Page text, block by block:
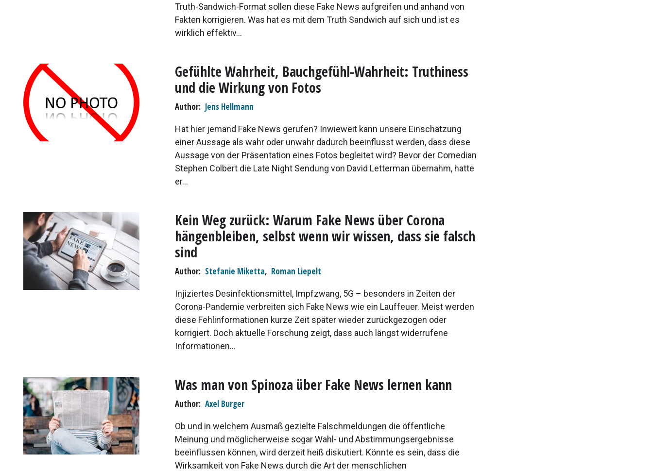
Truth-Sandwich-Format sollen diese Fake News aufgreifen und anhand von
Fakten korrigieren. Was hat es mit dem Truth Sandwich auf sich und ist es
wirklich effektiv...
Gefühlte Wahrheit, Bauchgefühl-Wahrheit: Truthiness
und die Wirkung von Fotos
Author Jens Hellmann
Hat hier jemand Fake News gerufen? Inwieweit kann unsere Einschätzung
einer Aussage als wahr oder unwahr dadurch beeinflusst werden, dass diese
Aussage von der Präsentation eines Fotos begleitet wird? Bevor der Comedian
Stephen Colbert die Late Night Sendung von David Letterman übernahm, hatte
er...
Kein Weg zurück: Warum Fake News über Corona
hängenbleiben, selbst wenn wir wissen, dass sie falsch
sind
Author Stefanie Miketta, Roman Liepelt
Injiziertes Desinfektionsmittel, Impfzwang, 5G – besonders in Zeiten der
Corona-Pandemie verbreiten sich Fake News wie ein Lauffeuer. Meist werden
diese Fehlinformationen kurze Zeit später wieder zurückgezogen oder
korrigiert. Doch aktuelle Forschung zeigt, dass auch längst widerrufene
Informationen...
Was man von Spinoza über Fake News lernen kann
Author Axel Burger
Ob und in welchem Ausmaß gezielte Falschmeldungen die öffentliche
Meinung und möglicherweise sogar Wahl- und Abstimmungsergebnisse
beeinflussen können, wird derzeit heiß diskutiert. Könnte es sein, dass die
Wirksamkeit von Fake News durch die Art der menschlichen